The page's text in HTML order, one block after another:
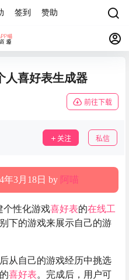
签到 赞助
人喜好表生成器
前往下载
关注 私信
年3月18日 by 阿喵
个性化游戏喜好表的在线工
下的游戏来展示自己的游
从自己的游戏经历中挑选
喜好表。完成后，用户可